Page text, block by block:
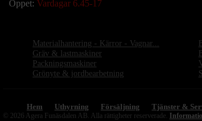
Öppet: Vardagar 6.45-17
Materialhantering - Kärror - Vagnar...
Gräv & lastmaskiner
Packningsmaskiner
Grönyte & jordbearbetning
Hem Uthyrning Försäljning Tjänster &
© 2026 Agera Funäsdalen AB. Alla rättigheter reserverade.